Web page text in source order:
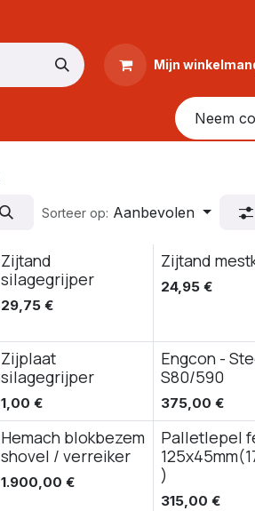
Mijn
Neem
Sorteer op: Aanbevolen
Zijtand
silagegrijper
29,75 €
Zijtand
24,95 €
Zijplaat
silagegrijper
1,00 €
Engcon -
S80/590
375,00 €
Hemach blokbezem
shovel / verreiker
1.900,00 €
Palletlepel
)
315,00 €